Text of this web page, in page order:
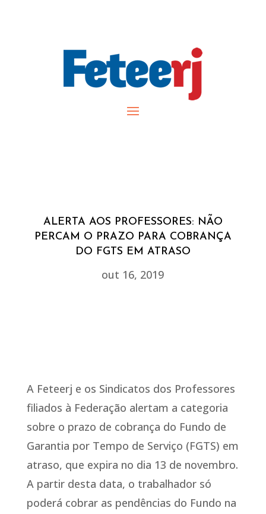
ALERTA AOS PROFESSORES: NÃO
PERCAM O PRAZO PARA COBRANÇA
DO FGTS EM ATRASO
out 16, 2019
A Feteerj e os Sindicatos dos Professores
filiados à Federação alertam a categoria
sobre o prazo de cobrança do Fundo de
Garantia por Tempo de Serviço (FGTS) em
atraso, que expira no dia 13 de novembro.
A partir desta data, o trabalhador só
poderá cobrar as pendências do Fundo na